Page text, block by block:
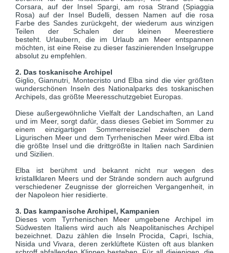
Corsara, auf der Insel Spargi, am rosa Strand (Spiaggia
Rosa) auf der Insel Budelli, dessen Namen auf die rosa
Farbe des Sandes zurückgeht, der wiederum aus winzigen
Teilen der Schalen der kleinen Meerestiere
besteht. Urlaubern, die im Urlaub am Meer entspannen
möchten, ist eine Reise zu dieser faszinierenden Inselgruppe
absolut zu empfehlen.
2. Das toskanische Archipel
Giglio, Giannutri, Montecristo und Elba sind die vier größten
wunderschönen Inseln des Nationalparks des toskanischen
Archipels, das größte Meeresschutzgebiet Europas.
Diese außergewöhnliche Vielfalt der Landschaften, an Land
und im Meer, sorgt dafür, dass dieses Gebiet im Sommer zu
einem einzigartigen Sommerreiseziel zwischen dem
Ligurischen Meer und dem Tyrrhenischen Meer wird.Elba ist
die größte Insel und die drittgrößte in Italien nach Sardinien
und Sizilien.
Elba ist berühmt und bekannt nicht nur wegen des
kristallklaren Meers und der Strände sondern auch aufgrund
verschiedener Zeugnisse der glorreichen Vergangenheit, in
der Napoleon hier residierte.
3. Das kampanische Archipel, Kampanien
Dieses vom Tyrrhenischen Meer umgebene Archipel im
Südwesten Italiens wird auch als Neapolitanisches Archipel
bezeichnet. Dazu zählen die Inseln Procida, Capri, Ischia,
Nisida und Vivara, deren zerklüftete Küsten oft aus blanken